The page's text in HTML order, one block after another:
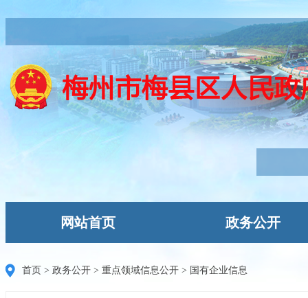
网站首页 政务公开
首页 > 政务公开 > 重点领域信息公开 > 国有企业信息